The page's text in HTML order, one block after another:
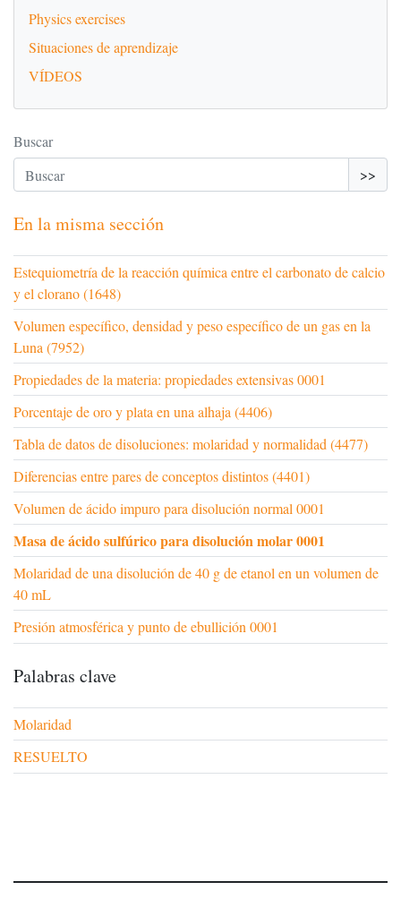
Physics exercises
Situaciones de aprendizaje
VÍDEOS
Buscar
>>
En la misma sección
Estequiometría de la reacción química entre el carbonato de calcio
y el clorano (1648)
Volumen específico, densidad y peso específico de un gas en la
Luna (7952)
Propiedades de la materia: propiedades extensivas 0001
Porcentaje de oro y plata en una alhaja (4406)
Tabla de datos de disoluciones: molaridad y normalidad (4477)
Diferencias entre pares de conceptos distintos (4401)
Volumen de ácido impuro para disolución normal 0001
Masa de ácido sulfúrico para disolución molar 0001
Molaridad de una disolución de 40 g de etanol en un volumen de
40 mL
Presión atmosférica y punto de ebullición 0001
Palabras clave
Molaridad
RESUELTO